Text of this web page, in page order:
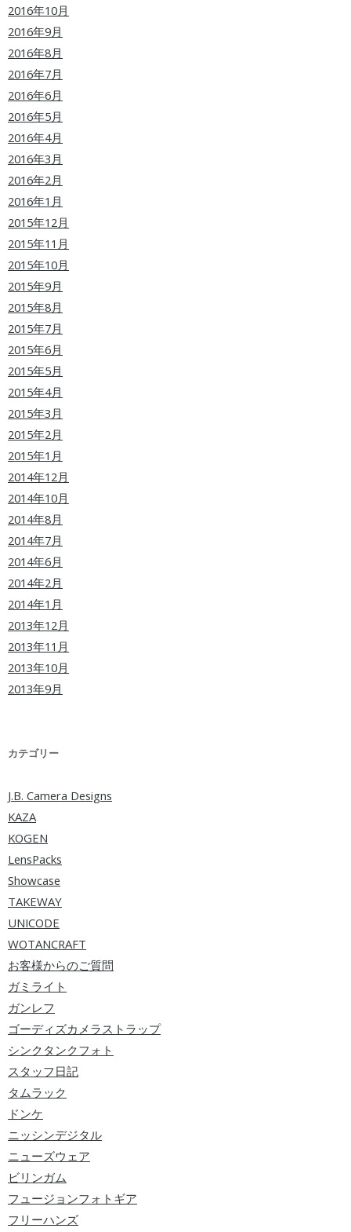
2016年10月
2016年9月
2016年8月
2016年7月
2016年6月
2016年5月
2016年4月
2016年3月
2016年2月
2016年1月
2015年12月
2015年11月
2015年10月
2015年9月
2015年8月
2015年7月
2015年6月
2015年5月
2015年4月
2015年3月
2015年2月
2015年1月
2014年12月
2014年10月
2014年8月
2014年7月
2014年6月
2014年2月
2014年1月
2013年12月
2013年11月
2013年10月
2013年9月
カテゴリー
J.B. Camera Designs
KAZA
KOGEN
LensPacks
Showcase
TAKEWAY
UNICODE
WOTANCRAFT
お客様からのご質問
ガミライト
ガンレフ
ゴーディズカメラストラップ
シンクタンクフォト
スタッフ日記
タムラック
ドンケ
ニッシンデジタル
ニューズウェア
ビリンガム
フュージョンフォトギア
フリーハンズ